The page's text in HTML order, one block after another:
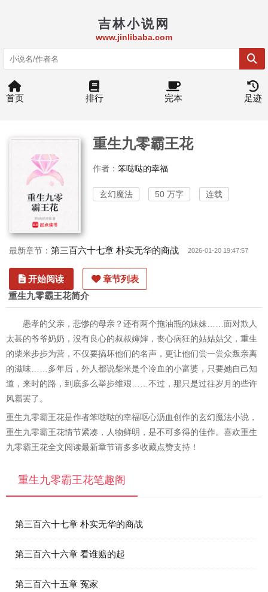
吉林小说网
www.jinlibaba.com
首页 排行 完本 足迹
重生九零霸王花
作者： 笨哒哒的幸福
玄幻魔法 50 万字 连载
最新章节： 第三百六十七章 朴实无华的商战 2026-01-20 19:47:57
开始阅读 章节列表
重生九零霸王花简介
愚孝的父亲，悲惨的母亲？还有两个拖油瓶的妹妹……面对欺人
太甚的爷爷奶奶，没有良心的叔叔婶婶，丧心病狂的姑姑姑父，重生
的柴米步步为营，不仅要搞坏他们的名声，更让他们尝一尝众叛亲离
的滋味……多年后，外人都说柴米是个冷血的小富婆，只要她自己知
道，来时的路，到底多么举步维艰……不过，那只是过往岁月的些许
风霜罢了。
重生九零霸王花是作者笨哒哒的幸福呕心沥血创作的玄幻魔法小说，
重生九零霸王花情节紧凑，人物鲜明，是不可多得的佳作。喜欢重生
九零霸王花全文阅读最新章节请多多收藏点赞支持！
重生九零霸王花笔趣阁
第三百六十七章 朴实无华的商战
第三百六十六章 看谁赔的起
第三百六十五章 冤家